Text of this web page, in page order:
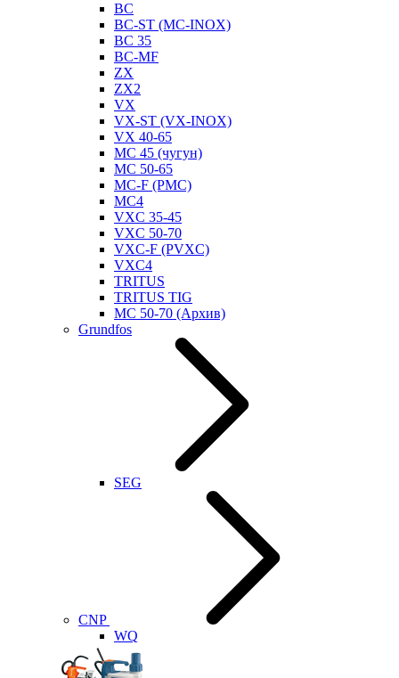
BC
BC-ST (MC-INOX)
BC 35
BC-MF
ZX
ZX2
VX
VX-ST (VX-INOX)
VX 40-65
MC 45 (чугун)
MC 50-65
MC-F (PMC)
MC4
VXC 35-45
VXC 50-70
VXC-F (PVXC)
VXC4
TRITUS
TRITUS TIG
MC 50-70 (Архив)
Grundfos
SEG
CNP
WQ